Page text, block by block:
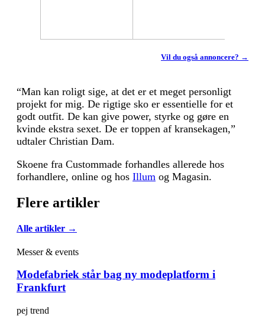
Vil du også annoncere? →
“Man kan roligt sige, at det er et meget personligt
projekt for mig. De rigtige sko er essentielle for et
godt outfit. De kan give power, styrke og gøre en
kvinde ekstra sexet. De er toppen af kransekagen,”
udtaler Christian Dam.
Skoene fra Custommade forhandles allerede hos
forhandlere, online og hos Illum og Magasin.
Flere artikler
Alle artikler →
Messer & events
Modefabriek står bag ny modeplatform i
Frankfurt
pej trend